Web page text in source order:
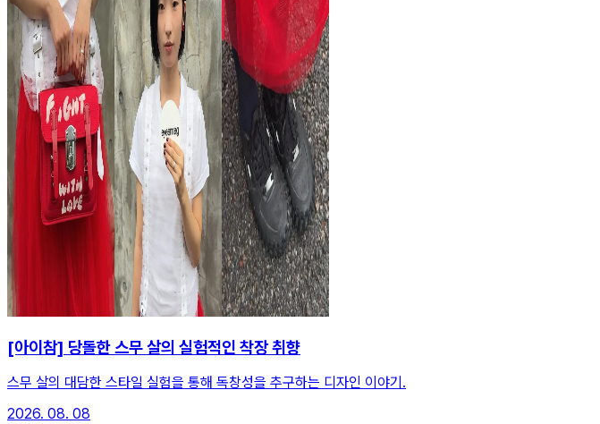
[아이참] 당돌한 스무 살의 실험적인 착장 취향
스무 살의 대담한 스타일 실험을 통해 독창성을 추구하는 디자인 이야기.
2026. 08. 08